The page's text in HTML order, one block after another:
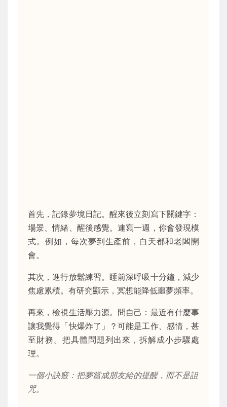
首先，記錄夢境日記。醒來後立刻寫下關鍵字：
場景、情緒、醒後感覺。連寫一週，你會發現模
式。例如，每次夢到生產前，白天都和老闆開
會。
其次，進行放鬆練習。睡前深呼吸十分鐘，減少
焦慮累積。有研究顯示，冥想能降低噩夢頻率。
再來，檢視生活壓力源。問自己：最近有什麼事
讓我覺得「快爆炸了」？可能是工作、感情，甚
至財務。把具體問題列出來，拆解成小步驟處
理。
一個小訣竅：把夢當成朋友給的提醒，而不是詛
咒。